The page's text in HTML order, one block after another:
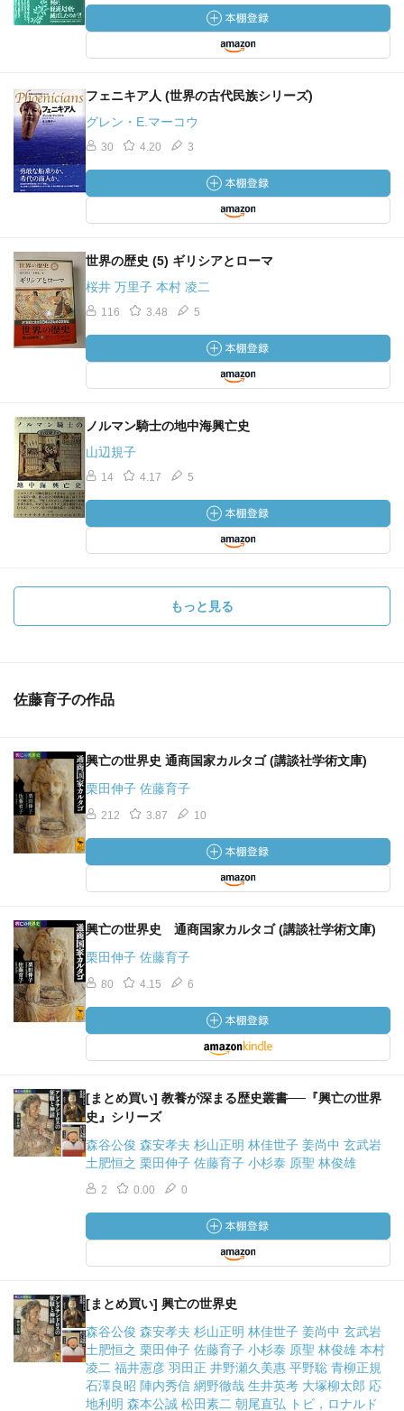
フェニキア人 (世界の古代民族シリーズ)
グレン・E.マーコウ
30 4.20 3
世界の歴史 (5) ギリシアとローマ
桜井 万里子 本村 凌二
116 3.48 5
ノルマン騎士の地中海興亡史
山辺規子
14 4.17 5
もっと見る
佐藤育子の作品
興亡の世界史 通商国家カルタゴ (講談社学術文庫)
栗田伸子 佐藤育子
212 3.87 10
興亡の世界史 通商国家カルタゴ (講談社学術文庫)
栗田伸子 佐藤育子
80 4.15 6
[まとめ買い] 教養が深まる歴史叢書──『興亡の世界
史』シリーズ
森谷公俊 森安孝夫 杉山正明 林佳世子 姜尚中 玄武岩
土肥恒之 栗田伸子 佐藤育子 小杉泰 原聖 林俊雄
2 0.00 0
[まとめ買い] 興亡の世界史
森谷公俊 森安孝夫 杉山正明 林佳世子 姜尚中 玄武岩
土肥恒之 栗田伸子 佐藤育子 小杉泰 原聖 林俊雄 本村
凌二 福井憲彦 羽田正 井野瀬久美惠 平野聡 青柳正規
石澤良昭 陣内秀信 網野徹哉 生井英考 大塚柳太郎 応
地利明 森本公誠 松田素二 朝尾直弘 トビ，ロナルド